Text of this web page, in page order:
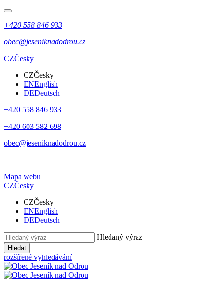
+420 558 846 933
obec@jeseniknadodrou.cz
CZČesky
CZČesky
ENEnglish
DEDeutsch
+420 558 846 933
+420 603 582 698
obec@jeseniknadodrou.cz
Mapa webu
CZČesky
CZČesky
ENEnglish
DEDeutsch
Hledaný výraz
Hledat
rozšířené vyhledávání